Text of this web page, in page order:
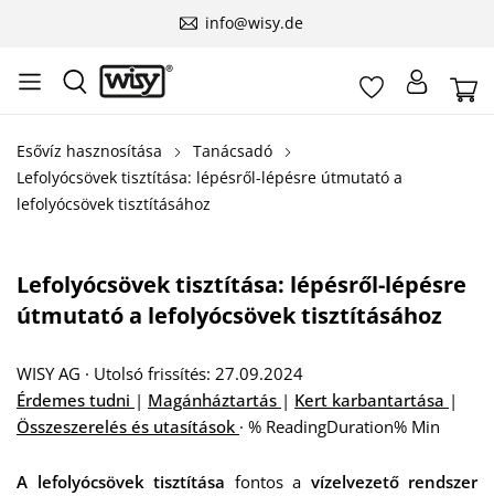
info@wisy.de
Esővíz hasznosítása
Tanácsadó
Lefolyócsövek tisztítása: lépésről-lépésre útmutató a
lefolyócsövek tisztításához
Lefolyócsövek tisztítása: lépésről-lépésre
útmutató a lefolyócsövek tisztításához
WISY AG · Utolsó frissítés: 27.09.2024
Érdemes tudni | Magánháztartás | Kert karbantartása |
Összeszerelés és utasítások · % ReadingDuration% Min
A lefolyócsövek tisztítása fontos a vízelvezető rendszer